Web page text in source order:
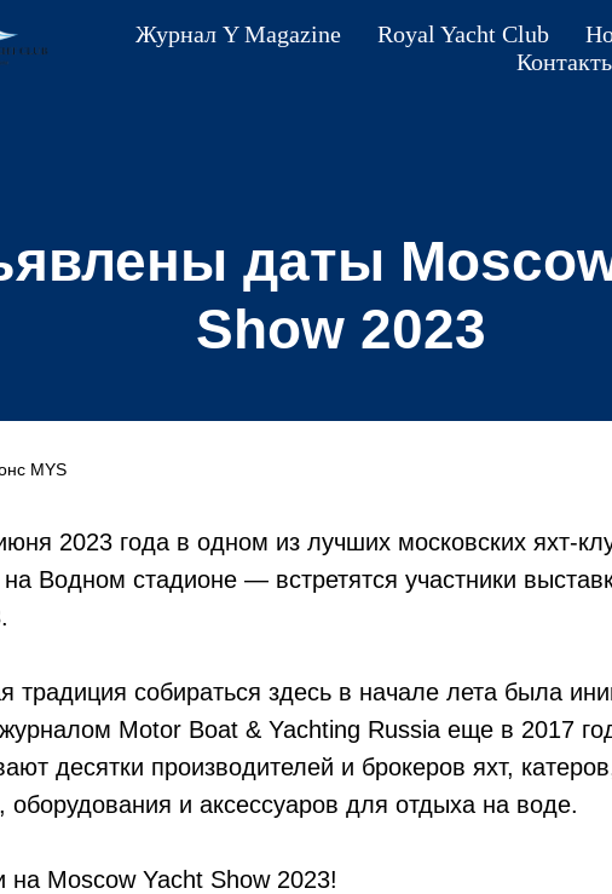
Журнал Y Magazine Royal Yacht Club
даты
Show 2023
MYS
2023 года в одном из лучших московских яхт-
Водном стадионе — встретятся участники
традиция собираться здесь в начале лета была
Motor Boat & Yachting Russia еще в 2017
десятки производителей и брокеров яхт,
оборудования и аксессуаров для отдыха на воде.
на Moscow Yacht Show 2023!